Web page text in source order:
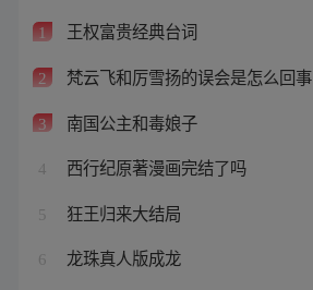
1 王权富贵经典台词
2 梵云飞和厉雪扬的误会是怎么回事
3 南国公主和毒娘子
4 西行纪原著漫画完结了吗
5 狂王归来大结局
6 龙珠真人版成龙